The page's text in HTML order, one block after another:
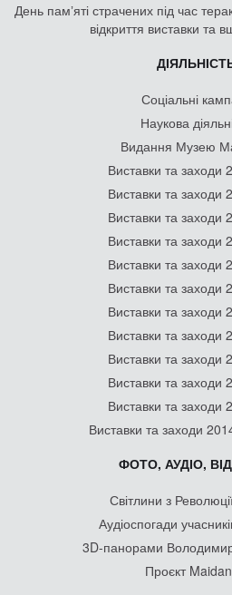
День памʼяті страчених під час
відкриття виставки та
Соціальні
Наукова
Видання Музею
Виставки та заходи
Виставки та заходи
Виставки та заходи
Виставки та заходи
Виставки та заходи
Виставки та заходи
Виставки та заходи
Виставки та заходи
Виставки та заходи
Виставки та заходи
Виставки та заходи
Виставки та заходи
ФОТО, АУДІО,
Світлини з
Аудіоспогади
3D-панорами
Проєкт